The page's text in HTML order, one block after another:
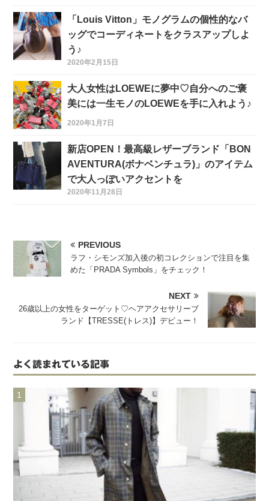
「Louis Vitton」モノグラムの個性的なバ
ッグでコーディネートをクラスアップしよ
う♪
2020年2月15日
大人女性はLOEWEに夢中♡自分へのご褒
美には一生モノのLOEWEを手に入れよう♪
2020年1月7日
新店OPEN！最高級レザーブランド「BON
AVENTURA(ボナベンチュラ)」のアイテム
で大人っぽいアクセントを
2020年11月28日
PREVIOUS
ラフ・シモンズ加入後の初コレクションで注目を集
めた「PRADA Symbols」をチェック！
NEXT
26歳以上の女性をターゲット♡ヘアアクセサリーブ
ランド【TRESSE(トレス)】デビュー！
よく読まれている記事